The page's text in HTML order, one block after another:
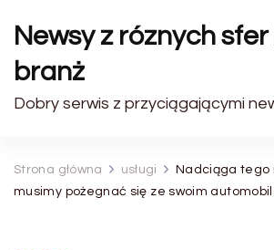
Newsy z róznych sfer
branż
Dobry serwis z przyciągającymi
Strona główna usługi
Nadciąga tego
musimy pożegnać się ze swoim